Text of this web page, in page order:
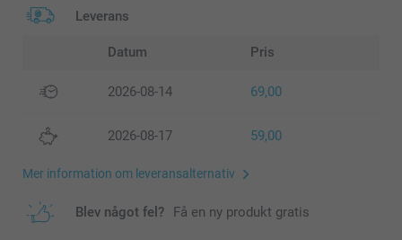
Leverans
Datum Pris
2026-08-14 69,00
2026-08-17 59,00
Mer information om leveransalternativ
Blev något fel? Få en ny produkt gratis